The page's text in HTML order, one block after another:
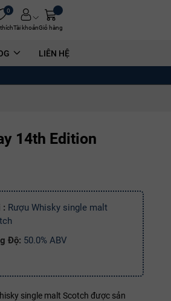
0
Tài khoảnGiỏ hàng
LIÊN HỆ
14th Edition
: Rượu Whisky single malt
Độ: 50.0% ABV
single malt Scotch được sản